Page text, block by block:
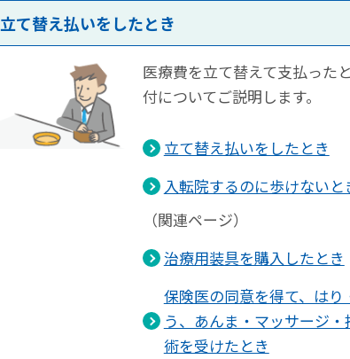
立て替え払いをしたとき
医療費を立て替えて支払った
付についてご説明します。
立て替え払いをしたとき
入転院するのに歩けないと
（関連ページ）
治療用装具を購入したとき
保険医の同意を得て、はり
う、あんま・マッサージ・
術を受けたとき